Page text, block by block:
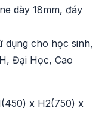
dày 18mm, đáy
dụng cho học sinh,
Đại Học, Cao
x H2(750) x